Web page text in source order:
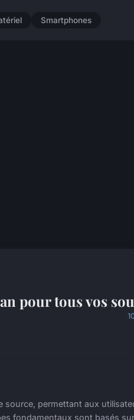
Smartphones
pour tous vos
permettant aux
fondamentaux sont basés